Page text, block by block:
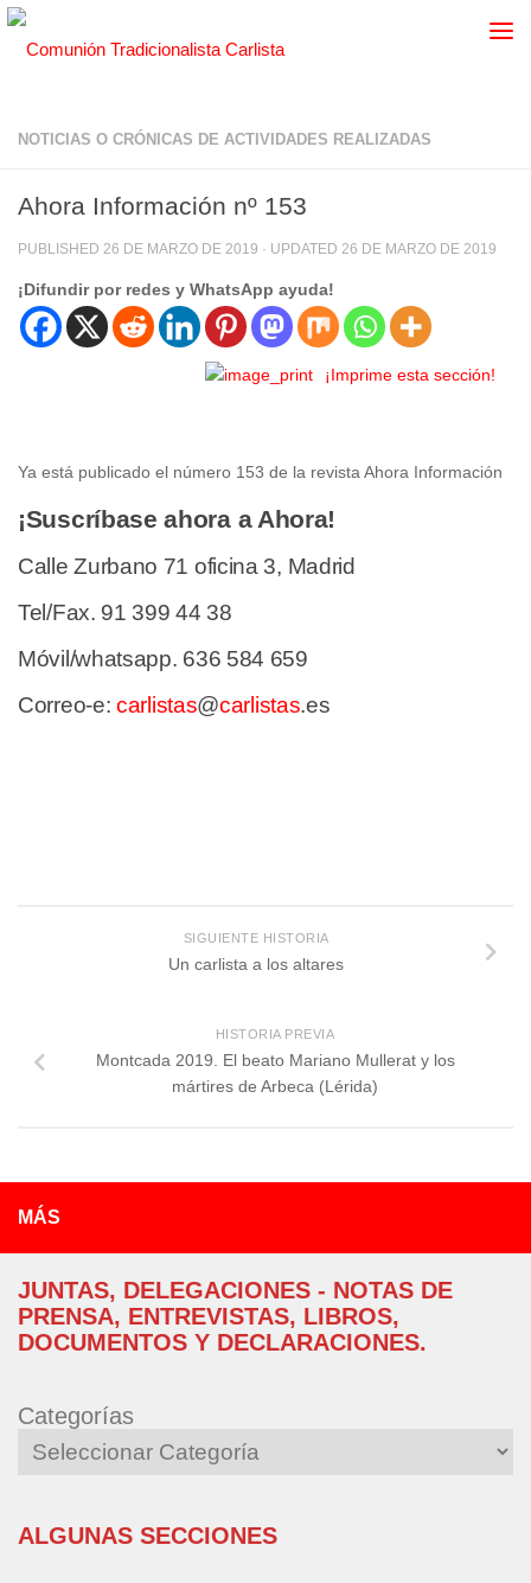
NOTICIAS O CRÓNICAS DE ACTIVIDADES REALIZADAS
Ahora Información nº 153
PUBLISHED 26 DE MARZO DE 2019 · UPDATED 26 DE MARZO DE 2019
¡Difundir por redes y WhatsApp ayuda!
¡Imprime esta sección!
Ya está publicado el número 153 de la revista Ahora Información
¡Suscríbase ahora a Ahora!
Calle Zurbano 71 oficina 3, Madrid
Tel/Fax. 91 399 44 38
Móvil/whatsapp. 636 584 659
Correo-e: carlistas@carlistas.es
SIGUIENTE HISTORIA
Un carlista a los altares
HISTORIA PREVIA
Montcada 2019. El beato Mariano Mullerat y los
mártires de Arbeca (Lérida)
MÁS
JUNTAS, DELEGACIONES - NOTAS DE
PRENSA, ENTREVISTAS, LIBROS,
DOCUMENTOS Y DECLARACIONES.
Categorías
ALGUNAS SECCIONES